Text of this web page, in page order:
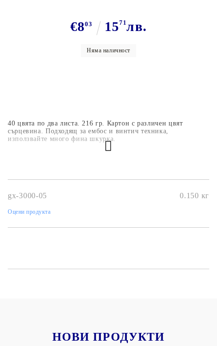
€803 1571лв.
Няма наличност
40 цвята по два листа. 216 гр. Картон с различен цвят
сърцевина. Подходящ за ембос и винтич техника,
използвайте много фина шкурка.
gx-3000-05 0.150 кг
Оцени продукта
НОВИ ПРОДУКТИ